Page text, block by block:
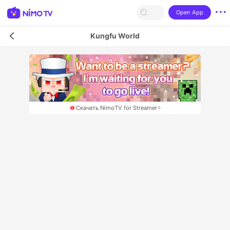
Open App
Kungfu World
Скачать NimoTV for Streamer